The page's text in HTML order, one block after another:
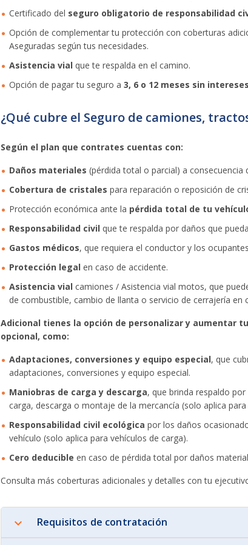
Certificado del seguro obligatorio de responsabilidad
Opción de complementar tu protección con coberturas
Aseguradas según tus necesidades.
Asistencia vial que te respalda en el camino.
Opción de pagar tu seguro a 3, 6 o 12 meses sin intereses
¿Qué cubre el Seguro de camiones,
Según el plan que contrates cuentas con:
Daños materiales (pérdida total o parcial) a
Cobertura de cristales para reparación o reposición de
Protección económica ante la pérdida total de tu
Responsabilidad civil que te respalda por daños que
Gastos médicos, que requiera el conductor y los
Protección legal en caso de accidente.
Asistencia vial camiones / Asistencia vial motos, que
de combustible, cambio de llanta o servicio de cerrajería en
Adicional tienes la opción de personalizar y aumentar
opcional, como:
Adaptaciones, conversiones y equipo especial, que
adaptaciones, conversiones y equipo especial.
Maniobras de carga y descarga, que brinda respaldo
carga, descarga o montaje de la mercancía (solo aplica
Responsabilidad civil ecológica por los daños
vehículo (solo aplica para vehículos de carga).
Cero deducible en caso de pérdida total por daños
Consulta más coberturas adicionales y detalles con tu
Requisitos de contratación